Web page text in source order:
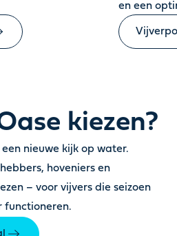
en een
kiezen?
nieuwe kijk op water.
hoveniers en
– voor vijvers die seizoen
functioneren.